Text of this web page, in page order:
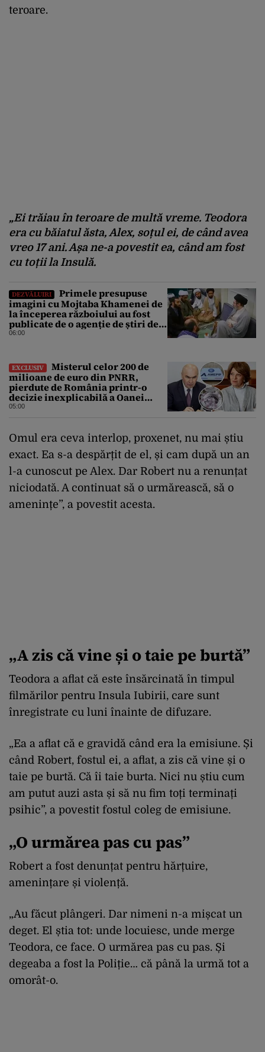
teroare.
„Ei trăiau în teroare de multă vreme. Teodora
era cu băiatul ăsta, Alex, soțul ei, de când avea
vreo 17 ani. Așa ne-a povestit ea, când am fost
cu toții la Insulă.
DEZVĂLUIRI
Primele presupuse
imagini cu Mojtaba Khamenei de
la începerea războiului au fost
publicate de o agenție de știri de
stat din Iran
06:00
EXCLUSIV
Misterul celor 200 de
milioane de euro din PNRR,
pierdute de România printr-o
decizie inexplicabilă a Oanei
Gheorghiu. Ultima hotărâre de
05:00
Omul era ceva interlop, proxenet, nu mai știu
exact. Ea s-a despărțit de el, și cam după un an
l-a cunoscut pe Alex. Dar Robert nu a renunțat
niciodată. A continuat să o urmărească, să o
amenințe”, a povestit acesta.
„A zis că vine și o taie pe burtă”
Teodora a aflat că este însărcinată în timpul
filmărilor pentru Insula Iubirii, care sunt
înregistrate cu luni înainte de difuzare.
„Ea a aflat că e gravidă când era la emisiune. Și
când Robert, fostul ei, a aflat, a zis că vine și o
taie pe burtă. Că îi taie burta. Nici nu știu cum
am putut auzi asta și să nu fim toți terminați
psihic”, a povestit fostul coleg de emisiune.
„O urmărea pas cu pas”
Robert a fost denunțat pentru hărțuire,
amenințare și violență.
„Au făcut plângeri. Dar nimeni n-a mișcat un
deget. El știa tot: unde locuiesc, unde merge
Teodora, ce face. O urmărea pas cu pas. Și
degeaba a fost la Poliție… că până la urmă tot a
omorât-o.